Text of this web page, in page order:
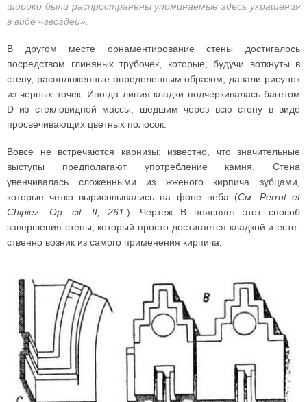
широко были распространены упоминаемые здесь украшения
в виде «гвоздей».
В другом месте орнаментирование стены достигалось
посредством глиняных трубочек, которые, будучи воткнуты в
стену, расположенные определенным образом, давали рисунок
из черных точек. Иногда линия кладки подчеркивалась багетом
D из стекловидной массы, шедшим через всю стену в виде
просвечивающих цветных полосок.
Вовсе не встречаются карнизы; известно, что значительные
выступы предполагают употребление камня. Стена
увенчивалась сложенными из жженого кирпича зубцами,
которые четко вырисовывались на фоне неба (См. Perrot et
Chipiez. Op. cit. II, 261 .). Чертеж В поясняет этот способ
завершения стены, который просто достигается кладкой и есте­
ственно возник из самого применения кирпича.